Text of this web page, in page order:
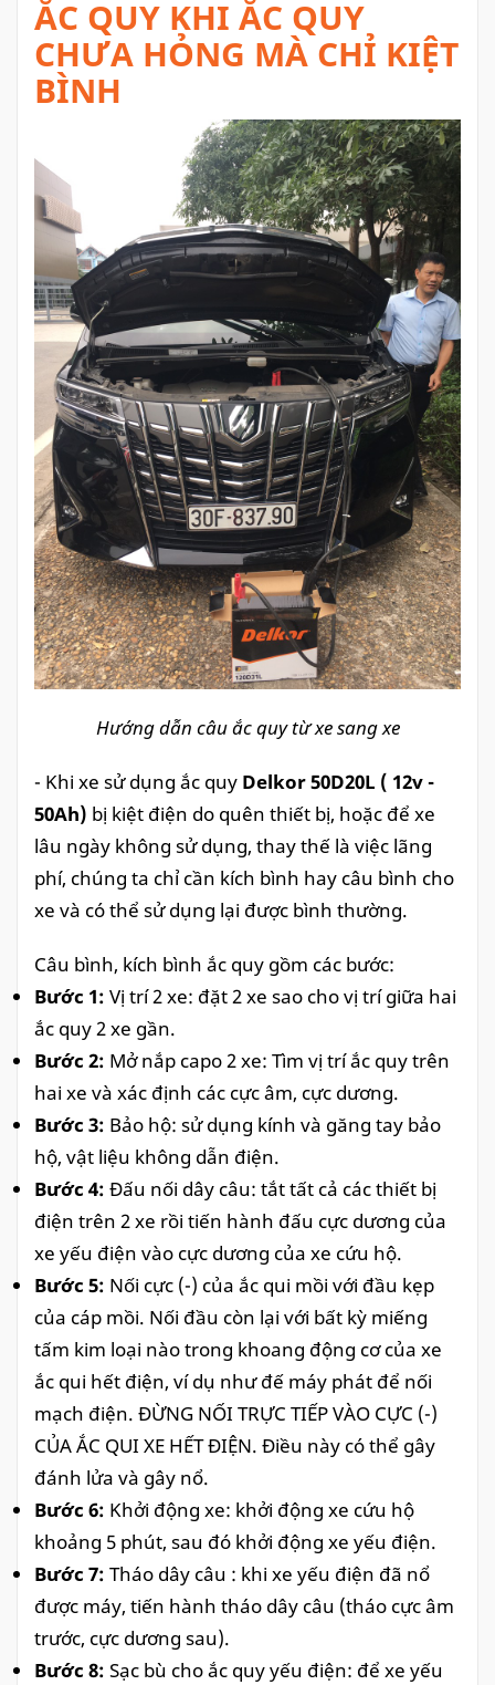
ẮC QUY KHI ẮC QUY
CHƯA HỎNG MÀ CHỈ KIỆT
BÌNH
Hướng dẫn câu ắc quy từ xe sang xe
- Khi xe sử dụng ắc quy Delkor 50D20L ( 12v -
50Ah) bị kiệt điện do quên thiết bị, hoặc để xe
lâu ngày không sử dụng, thay thế là việc lãng
phí, chúng ta chỉ cần kích bình hay câu bình cho
xe và có thể sử dụng lại được bình thường.
Câu bình, kích bình ắc quy gồm các bước:
Bước 1: Vị trí 2 xe: đặt 2 xe sao cho vị trí giữa hai
ắc quy 2 xe gần.
Bước 2: Mở nắp capo 2 xe: Tìm vị trí ắc quy trên
hai xe và xác định các cực âm, cực dương.
Bước 3: Bảo hộ: sử dụng kính và găng tay bảo
hộ, vật liệu không dẫn điện.
Bước 4: Đấu nối dây câu: tắt tất cả các thiết bị
điện trên 2 xe rồi tiến hành đấu cực dương của
xe yếu điện vào cực dương của xe cứu hộ.
Bước 5: Nối cực (-) của ắc qui mồi với đầu kẹp
của cáp mồi. Nối đầu còn lại với bất kỳ miếng
tấm kim loại nào trong khoang động cơ của xe
ắc qui hết điện, ví dụ như đế máy phát để nối
mạch điện. ĐỪNG NỐI TRỰC TIẾP VÀO CỰC (-)
CỦA ẮC QUI XE HẾT ĐIỆN. Điều này có thể gây
đánh lửa và gây nổ.
Bước 6: Khởi động xe: khởi động xe cứu hộ
khoảng 5 phút, sau đó khởi động xe yếu điện.
Bước 7: Tháo dây câu : khi xe yếu điện đã nổ
được máy, tiến hành tháo dây câu (tháo cực âm
trước, cực dương sau).
Bước 8: Sạc bù cho ắc quy yếu điện: để xe yếu